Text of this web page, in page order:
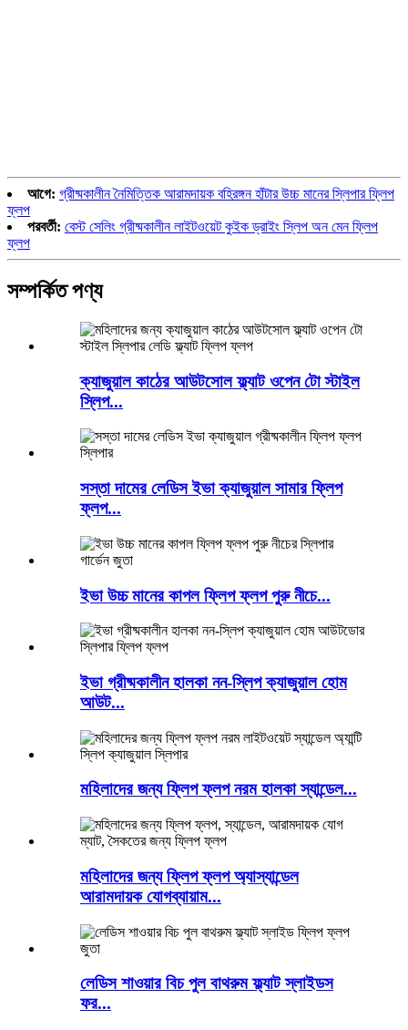
আগে: গ্রীষ্মকালীন নৈমিত্তিক আরামদায়ক বহিরঙ্গন হাঁটার উচ্চ মানের স্লিপার ফ্লিপ
ফ্লপ
পরবর্তী: বেস্ট সেলিং গ্রীষ্মকালীন লাইটওয়েট কুইক ড্রাইং স্লিপ অন মেন ফ্লিপ
ফ্লপ
সম্পর্কিত পণ্য
ক্যাজুয়াল কাঠের আউটসোল ফ্ল্যাট ওপেন টো স্টাইল
স্লিপ...
সস্তা দামের লেডিস ইভা ক্যাজুয়াল সামার ফ্লিপ
ফ্লপ...
ইভা উচ্চ মানের কাপল ফ্লিপ ফ্লপ পুরু নীচে...
ইভা গ্রীষ্মকালীন হালকা নন-স্লিপ ক্যাজুয়াল হোম
আউট...
মহিলাদের জন্য ফ্লিপ ফ্লপ নরম হালকা স্যান্ডেল...
মহিলাদের জন্য ফ্লিপ ফ্লপ অ্যাস্যান্ডেল
আরামদায়ক যোগব্যায়াম...
লেডিস শাওয়ার বিচ পুল বাথরুম ফ্ল্যাট স্লাইডস
ফর...